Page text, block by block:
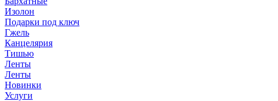
Изолон
Подарки под ключ
Гжель
Канцелярия
Тишью
Ленты
Ленты
Новинки
Услуги